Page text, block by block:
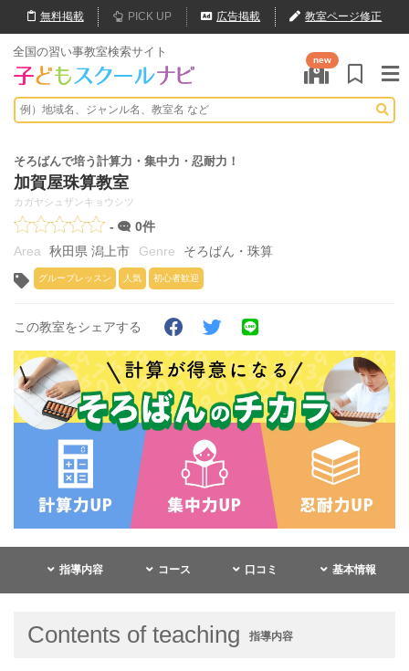
無料掲載 PICK UP 広告掲載 教室ページ修正
全国の習い事教室検索サイト
new
そろばんで培う計算力・集中力・忍耐力！
加賀屋珠算教室
カガヤシュザンキョウシツ
-
0件
秋田県 潟上市
そろばん・珠算
グループレッスン 人気 初心者歓迎
この教室をシェアする
指導内容 コース 口コミ 基本情報
Contents of teaching 指導内容